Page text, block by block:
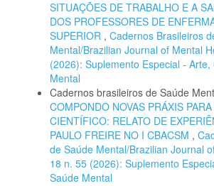
SITUAÇÕES DE TRABALHO E A
DOS PROFESSORES DE
SUPERIOR , Cadernos Brasileiros
Mental/Brazilian Journal of Mental
(2026): Suplemento Especial -
Mental
Cadernos brasileiros de Saúde
COMPONDO NOVAS PRÁXIS
CIENTÍFICO: RELATO DE
PAULO FREIRE NO I CBACSM ,
de Saúde Mental/Brazilian Journal
18 n. 55 (2026): Suplemento
Saúde Mental